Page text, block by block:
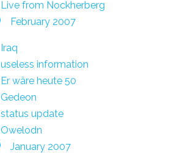
Live from Nockherberg
February 2007
Iraq
useless information
Er wäre heute 50
Gedeon
status update
Owelodn
January 2007